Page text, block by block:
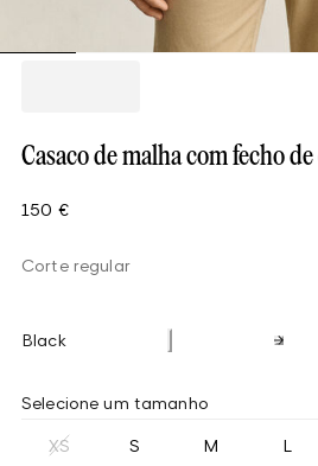
Casaco de malha com fecho
150 €
Corte regular
Black
Selecione um tamanho
XS S M L